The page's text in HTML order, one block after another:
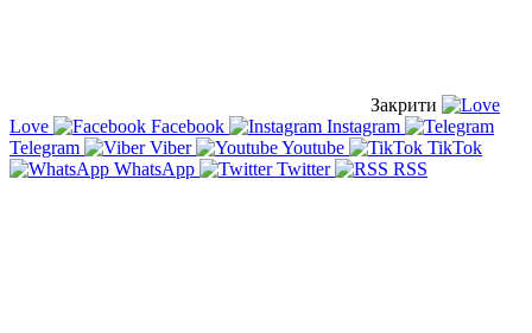
Закрити
Love
Facebook
Instagram
Telegram
Viber Youtube
TikTok
WhatsApp
Twitter RSS